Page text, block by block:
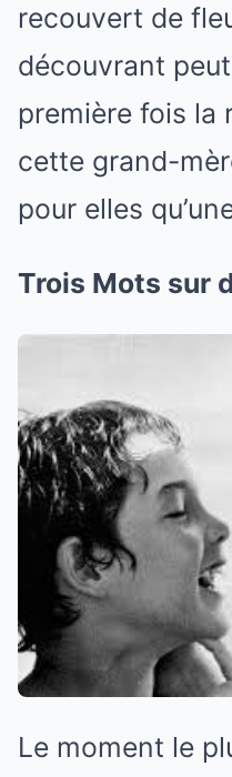
recouvert de
découvrant
première fois la
cette grand-
pour elles
Trois Mots sur
Le moment le